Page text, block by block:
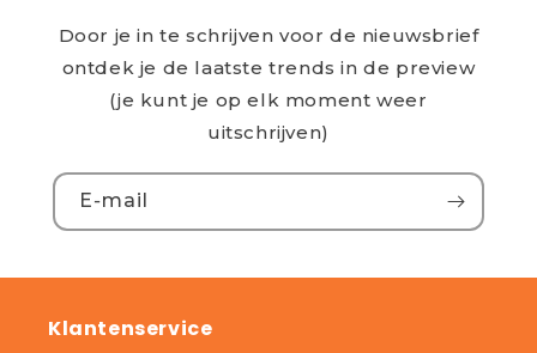
Door je in te schrijven voor de nieuwsbrief
ontdek je de laatste trends in de preview
(je kunt je op elk moment weer
uitschrijven)
E‑mail
Klantenservice